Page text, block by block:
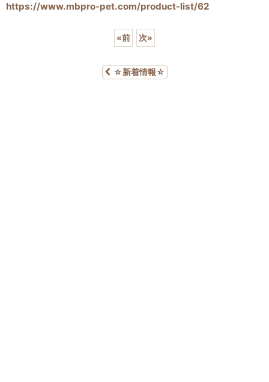
https://www.mbpro-pet.com/product-list/62
«前 次»
☆新着情報☆